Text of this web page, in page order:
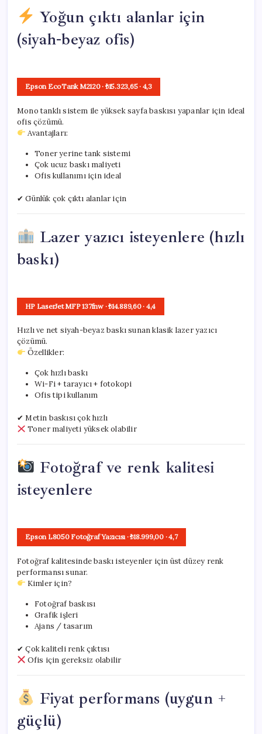
Yoğun çıktı alanlar için
(siyah-beyaz ofis)
Epson EcoTank M2120· ₺15.323,65· 4,3
Mono tanklı sistem ile yüksek sayfa baskısı yapanlar için ideal
ofis çözümü.
Avantajları:
Toner yerine tank sistemi
Çok ucuz baskı maliyeti
Ofis kullanımı için ideal
✔ Günlük çok çıktı alanlar için
Lazer yazıcı isteyenlere (hızlı
baskı)
HP LaserJet MFP 137fnw· ₺14.889,60· 4,4
Hızlı ve net siyah-beyaz baskı sunan klasik lazer yazıcı
çözümü.
Özellikler:
Çok hızlı baskı
Wi-Fi + tarayıcı + fotokopi
Ofis tipi kullanım
✔ Metin baskısı çok hızlı
Toner maliyeti yüksek olabilir
Fotoğraf ve renk kalitesi
isteyenlere
Epson L8050 Fotoğraf Yazıcısı· ₺18.999,00·4,7
Fotoğraf kalitesinde baskı isteyenler için üst düzey renk
performansı sunar.
Kimler için?
Fotoğraf baskısı
Grafik işleri
Ajans / tasarım
✔ Çok kaliteli renk çıktısı
Ofis için gereksiz olabilir
Fiyat performans (uygun +
güçlü)